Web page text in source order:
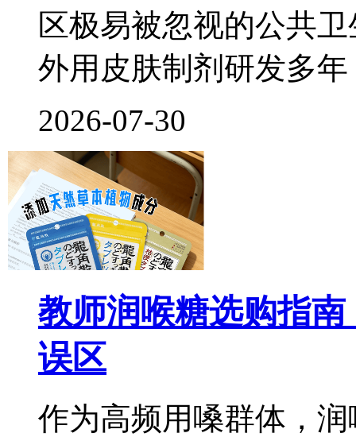
区极易被忽视的公共
外用皮肤制剂研发多年
2026-07-30
教师润喉糖选购指
误区
作为高频用嗓群体，